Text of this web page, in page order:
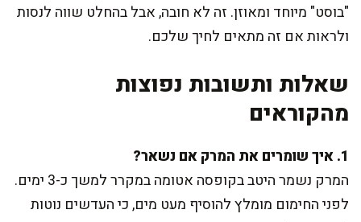
"בוסט" מיוחד ומאוזן. זה לא חובה, אבל בהחלט שווה לנסות
ולראות אם זה מתאים לחיך שלכם.
שאלות ותשובות נפוצות
מהקוראים
1. איך שומרים את המרק אם נשאר?
המרק נשמר היטב בקופסה אטומה במקרר למשך כ-3 ימים.
לפני החימום מומלץ להוסיף מעט מים, כי העדשים נוטות